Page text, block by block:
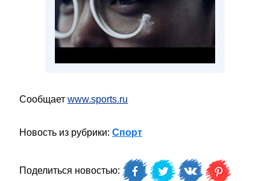
Сообщает www.sports.ru
Новость из рубрики: Спорт
Поделиться новостью: